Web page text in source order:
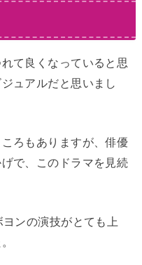
て良くなっていると思
ュアルだと思いまし
ろもありますが、俳優
で、このドラマを見続
ンの演技がとても上